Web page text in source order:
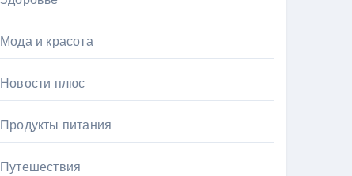
Мода и красота
Новости плюс
Продукты питания
Путешествия